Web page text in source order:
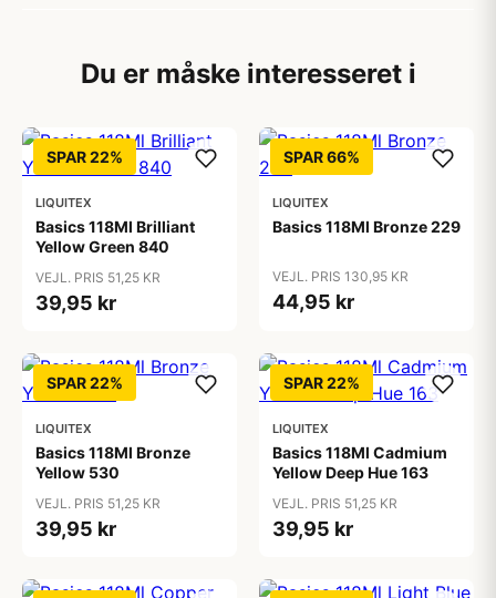
Du er måske interesseret i
SPAR 22%
LIQUITEX
Basics 118Ml Brilliant
Yellow Green 840
VEJL. PRIS 51,25 KR
39,95 kr
SPAR 66%
LIQUITEX
Basics 118Ml Bronze 229
VEJL. PRIS 130,95 KR
44,95 kr
SPAR 22%
LIQUITEX
Basics 118Ml Bronze
Yellow 530
VEJL. PRIS 51,25 KR
39,95 kr
SPAR 22%
LIQUITEX
Basics 118Ml Cadmium
Yellow Deep Hue 163
VEJL. PRIS 51,25 KR
39,95 kr